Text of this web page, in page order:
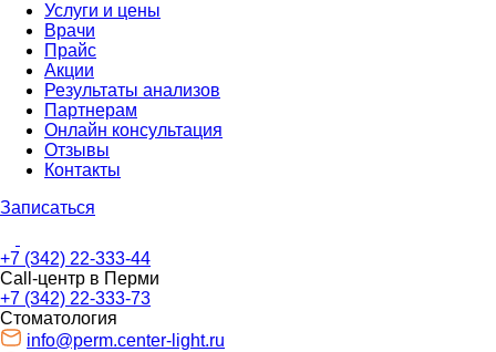
Услуги и цены
Врачи
Прайс
Акции
Результаты анализов
Партнерам
Онлайн консультация
Отзывы
Контакты
Записаться
+7 (342) 22-333-44
Call-центр в Перми
+7 (342) 22-333-73
Стоматология
info@perm.center-light.ru